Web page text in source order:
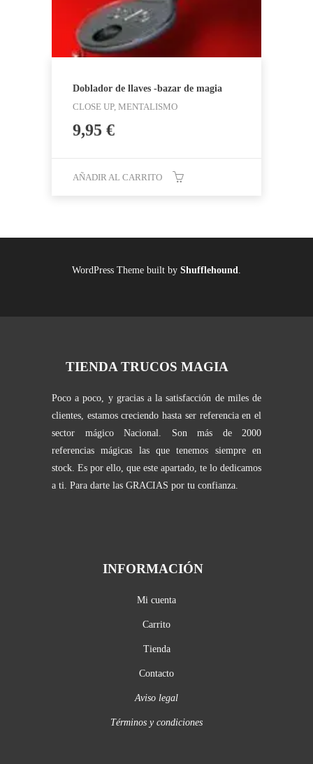
Doblador de llaves -bazar de magia
CLOSE UP, MENTALISMO
9,95 €
AÑADIR AL CARRITO
WordPress Theme built by Shufflehound
TIENDA TRUCOS MAGIA
Poco a poco, y gracias a la satisfacción de miles de
clientes, estamos creciendo hasta ser referencia en el
sector mágico Nacional. Son más de 2000
referencias mágicas las que tenemos siempre en
stock. Es por ello, que este apartado, te lo dedicamos
a ti. Para darte las GRACIAS por tu confianza.
INFORMACIÓN
Mi cuenta
Carrito
Tienda
Contacto
Aviso legal
Términos y condiciones